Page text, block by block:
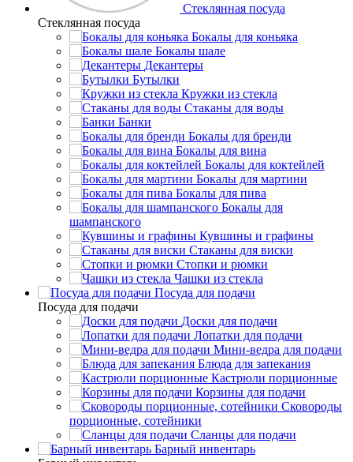
Стеклянная посуда
Стеклянная посуда
Бокалы для коньяка
Бокалы шале
Декантеры
Бутылки
Кружки из стекла
Стаканы для воды
Банки
Бокалы для бренди
Бокалы для вина
Бокалы для коктейлей
Бокалы для мартини
Бокалы для пива
Бокалы для
шампанского
Кувшины и графины
Стаканы для виски
Стопки и рюмки
Чашки из стекла
Посуда для подачи
Посуда для подачи
Доски для подачи
Лопатки для подачи
Мини-ведра для подачи
Блюда для запекания
Кастрюли порционные
Корзины для подачи
Сковороды
порционные, сотейники
Сланцы для подачи
Барный инвентарь